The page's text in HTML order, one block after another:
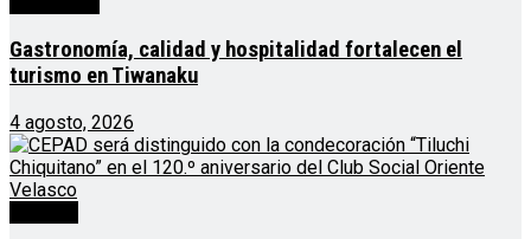
Gastronomía, calidad y hospitalidad fortalecen el
turismo en Tiwanaku
4 agosto, 2026